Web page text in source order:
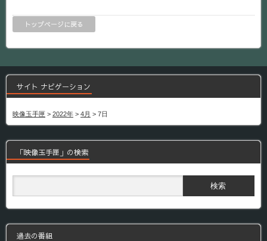
トップページに戻る
サイト ナビゲーション
映像玉手匣 > 2022年 > 4月 > 7日
「映像玉手匣」の検索
過去の番組